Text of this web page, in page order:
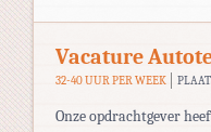
Vacature
32-40 UUR PER WEEK
Onze opdrachtgever